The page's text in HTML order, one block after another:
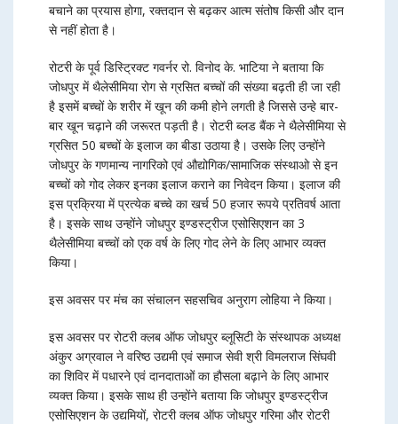
बचाने का प्रयास होगा, रक्तदान से बढ़कर आत्म संतोष किसी और दान
से नहीं होता है।
रोटरी के पूर्व डिस्ट्रिक्ट गवर्नर रो. विनोद के. भाटिया ने बताया कि
जोधपुर में थैलेसीमिया रोग से ग्रसित बच्चों की संख्या बढ़ती ही जा रही
है इसमें बच्चों के शरीर में खून की कमी होने लगती है जिससे उन्हे बार-
बार खून चढ़ाने की जरूरत पड़ती है। रोटरी ब्लड बैंक ने थैलेसीमिया से
ग्रसित 50 बच्चों के इलाज का बीडा उठाया है। उसके लिए उन्होंने
जोधपुर के गणमान्य नागरिको एवं औद्योगिक/सामाजिक संस्थाओ से इन
बच्चों को गोद लेकर इनका इलाज कराने का निवेदन किया। इलाज की
इस प्रक्रिया में प्रत्येक बच्चे का खर्च 50 हजार रूपये प्रतिवर्ष आता
है। इसके साथ उन्होंने जोधपुर इण्डस्ट्रीज एसोसिएशन का 3
थैलेसीमिया बच्चों को एक वर्ष के लिए गोद लेने के लिए आभार व्यक्त
किया।
इस अवसर पर मंच का संचालन सहसचिव अनुराग लोहिया ने किया।
इस अवसर पर रोटरी क्लब ऑफ जोधपुर ब्लूसिटी के संस्थापक अध्यक्ष
अंकुर अग्रवाल ने वरिष्ठ उद्यमी एवं समाज सेवी श्री विमलराज सिंघवी
का शिविर में पधारने एवं दानदाताओं का हौसला बढ़ाने के लिए आभार
व्यक्त किया। इसके साथ ही उन्होंने बताया कि जोधपुर इण्डस्ट्रीज
एसोसिएशन के उद्यमियों, रोटरी क्लब ऑफ जोधपुर गरिमा और रोटरी